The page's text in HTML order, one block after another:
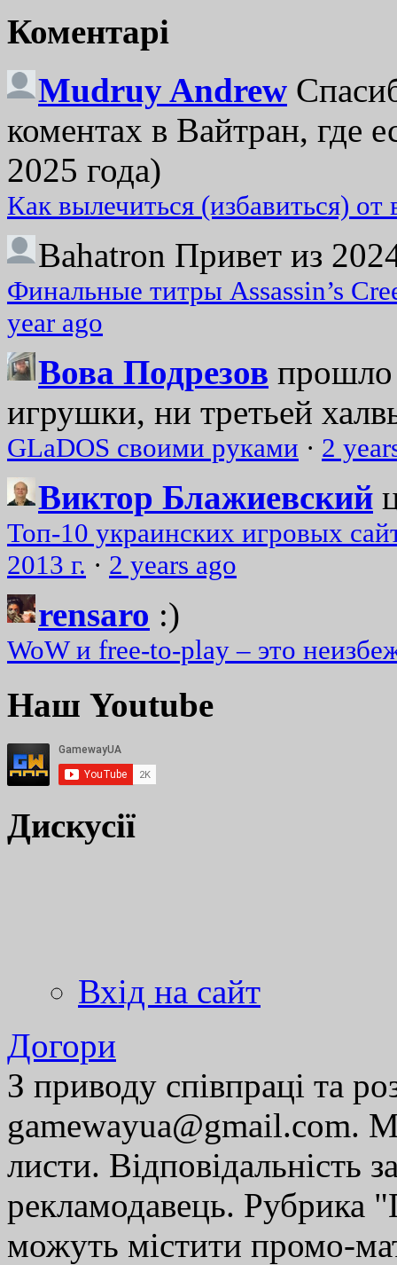
Коментарі
Mudruy Andrew
коментах в Вайтран, где
2025 года)
Как вылечиться (избавиться)
Bahatron Привет из
Финальные титры Assassin’s
year ago
Вова Подрезов прошло
игрушки, ни третьей
GLaDOS своими руками · 2
Виктор Блажиевский
Топ-10 украинских игровых
2013 г. · 2 years ago
rensaro :)
WoW и free-to-play – это
Наш Youtube
Дискусії
Вхід на сайт
Догори
З приводу співпраці та
gamewayua@gmail.com.
листи. Відповідальність
рекламодавець. Рубрика
можуть містити промо-